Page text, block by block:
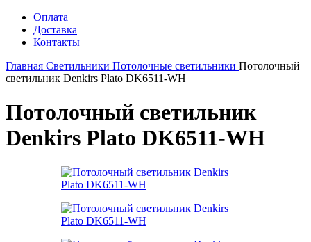
Оплата
Доставка
Контакты
Главная Светильники Потолочные светильники Потолочный
светильник Denkirs Plato DK6511-WH
Потолочный светильник
Denkirs Plato DK6511-WH